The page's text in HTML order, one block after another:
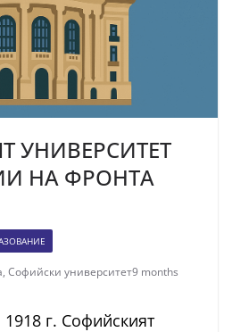
УНИВЕРСИТЕТ
НА ФРОНТА
, Софийски университет9 months
г. Софийският